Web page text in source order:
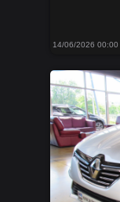
14/06/2026 00:00